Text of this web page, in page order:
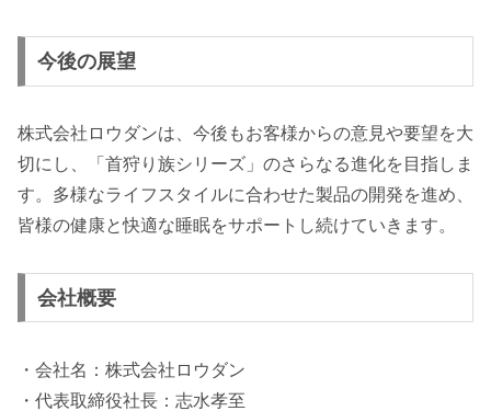
今後の展望
株式会社ロウダンは、今後もお客様からの意見や要望を大
切にし、「首狩り族シリーズ」のさらなる進化を目指しま
す。多様なライフスタイルに合わせた製品の開発を進め、
皆様の健康と快適な睡眠をサポートし続けていきます。
会社概要
・会社名：株式会社ロウダン
・代表取締役社長：志水孝至